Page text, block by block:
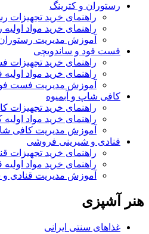
رستوران و کترینگ
راهنمای خرید تجهیزات
راهنمای خرید مواد
آموزش مدیریت
فست فود و ساندویچی
راهنمای خرید تجهیزات
راهنمای خرید مواد
آموزش مدیریت فست
کافی شاپ و آبمیوه
راهنمای خرید تجهیزات
راهنمای خرید مواد
آموزش مدیریت کافی
قنادی و شیرینی فروشی
راهنمای خرید تجهیزات
راهنمای خرید مواد
آموزش مدیریت قنادی
هنر آشپزی
غذاهای سنتی ایرانی